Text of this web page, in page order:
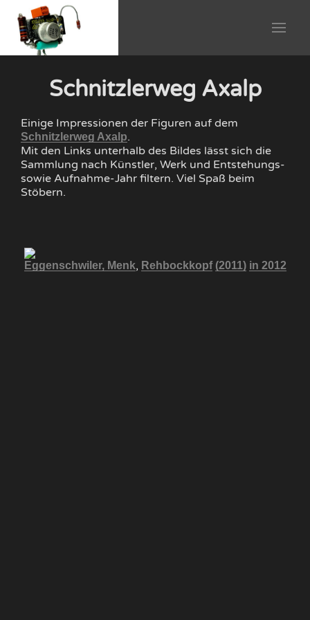
Schnitzlerweg Axalp
Einige Impressionen der Figuren auf dem
Schnitzlerweg Axalp.
Mit den Links unterhalb des Bildes lässt sich die
Sammlung nach Künstler, Werk und Entstehungs-
sowie Aufnahme-Jahr filtern. Viel Spaß beim
Stöbern.
Eggenschwiler, Menk, Rehbockkopf (2011) in 2012